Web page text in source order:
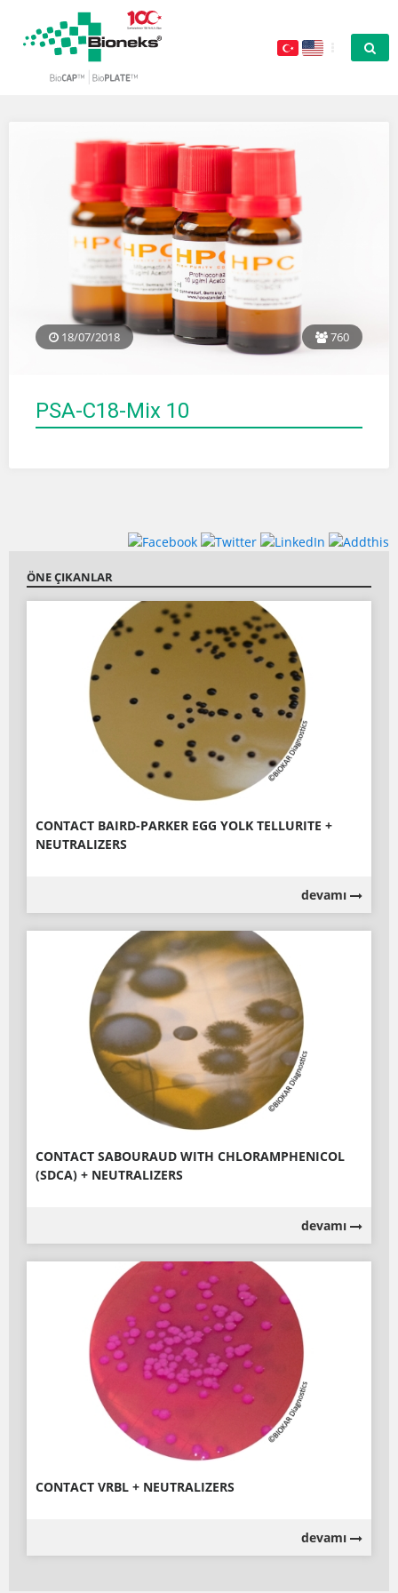
18/07/2018 760
PSA-C18-Mix 10
ÖNE ÇIKANLAR
CONTACT BAIRD-PARKER EGG YOLK TELLURITE +
NEUTRALIZERS
devamı
CONTACT SABOURAUD WITH CHLORAMPHENICOL
(SDCA) + NEUTRALIZERS
devamı
CONTACT VRBL + NEUTRALIZERS
devamı